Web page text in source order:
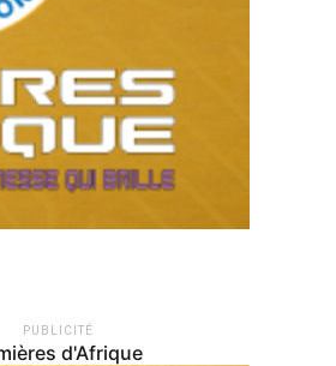
PUBLICITÉ
d'Afrique